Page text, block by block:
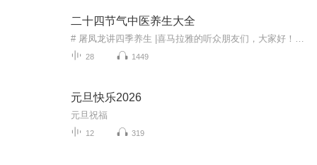
二十四节气中医养生大全
28 1449
元旦快乐2026
元旦祝福
12 319